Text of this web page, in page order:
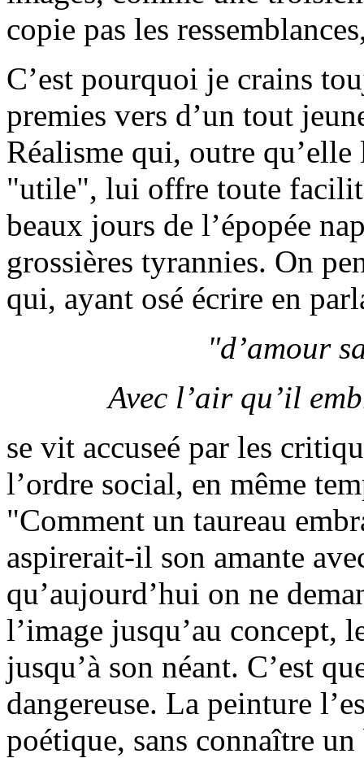
copie pas les
C’est pourquoi je crains
premies vers d’un tout
Réalisme qui, outre
"utile", lui offre toute
beaux jours de l’épopée
grossières tyrannies. On
qui, ayant osé écrire en
"d’amour
Avec l’air qu’il
se vit accuseé par les
l’ordre social, en même
"Comment un taureau
aspirerait-il son amante
qu’aujourd’hui on ne
l’image jusqu’au concept,
jusqu’à son néant. C’est
dangereuse. La peinture
poétique, sans connaître